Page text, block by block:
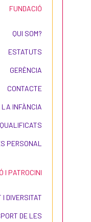
FUNDACIÓ
QUI SOM?
ESTATUTS
GERÈNCIA
CONTACTE
LA INFÀNCIA
PERSONAL
I PATROCINI
I DIVERSITAT
DE LES